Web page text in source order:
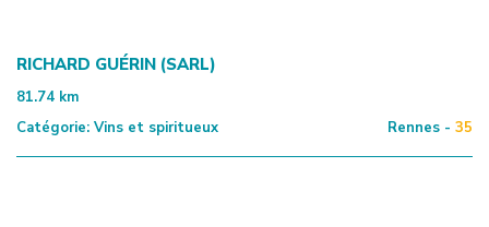
RICHARD GUÉRIN (SARL)
81.74 km
Catégorie: Vins et spiritueux Rennes - 35